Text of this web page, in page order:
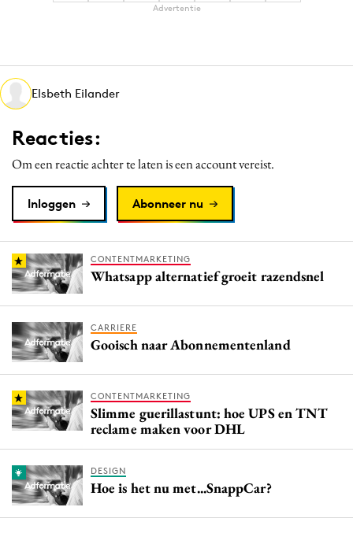
Martech
Media
Merkstrategie
PR
Programmatic
Reputatie & crisis
Advertentie
Elsbeth Eilander
Reacties:
Om een reactie achter te laten is een account vereist.
Inloggen Abonneer nu
CONTENTMARKETING
Whatsapp alternatief groeit razendsnel
CARRIERE
Gooisch naar Abonnementenland
CONTENTMARKETING
Slimme guerillastunt: hoe UPS en TNT
reclame maken voor DHL
DESIGN
Hoe is het nu met...SnappCar?